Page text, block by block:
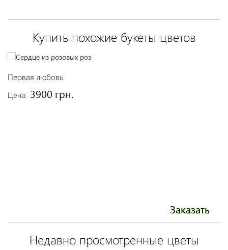
Купить похожие букеты цветов
Первая любовь
Цена: 3900 грн.
Заказать
Недавно просмотренные цветы